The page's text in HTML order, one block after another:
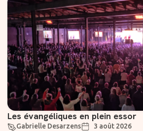
Les évangéliques en plein essor
Gabrielle Desarzens 3 août 2026